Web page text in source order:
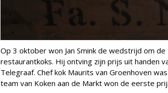
Op 3 oktober won Jan Smink de wedstrijd om
restaurantkoks. Hij ontving zijn prijs uit handen
Telegraaf. Chef kok Maurits van Groenhoven
team van Koken aan de Markt won de eerste